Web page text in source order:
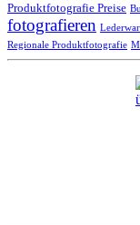
Produktfotografie Preise
fotografieren
Regionale Produktfotografie